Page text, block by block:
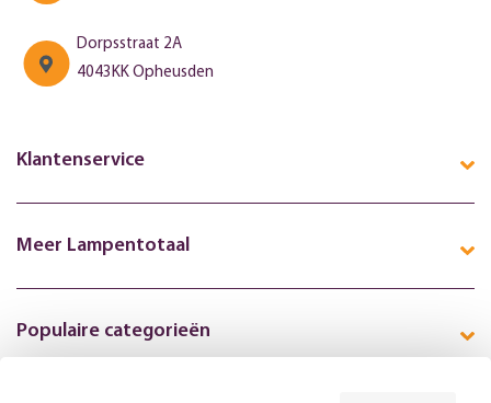
Dorpsstraat 2A
4043KK Opheusden
Klantenservice
Meer Lampentotaal
Populaire categorieën